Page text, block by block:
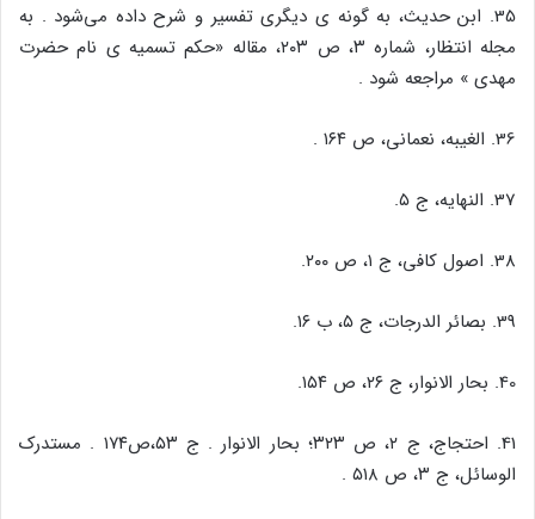
35. ابن حدیث، به گونه ی دیگری تفسیر و شرح داده می‌شود . به
مجله انتظار، شماره ۳، ص ۲۰۳، مقاله «حکم تسمیه ی نام حضرت
مهدی » مراجعه شود .
36. الغیبه، نعمانی، ص ۱۶۴ .
37. النهایه، ج ۵.
38. اصول کافی، ج ۱، ص ۲۰۰.
39. بصائر الدرجات، ج ۵، ب ۱۶.
40. بحار الانوار، ج ۲۶، ص ۱۵۴.
41. احتجاج، ج ۲، ص ۳۲۳؛ بحار الانوار . ج ۵۳،ص۱۷۴ . مستدرک
الوسائل، ج ۳، ص ۵۱۸ .